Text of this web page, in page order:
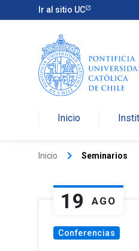
Ir al sitio UC
Inicio
Inicio keyboard_arrow_right Seminarios
19 AGO
Conferencias